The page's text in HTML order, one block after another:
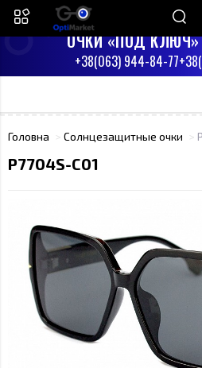
ПН-СБ С 9:00 ДО 17:00
ВС - ВЫХОДНЫЙ
ОЧКИ «ПОД КЛЮЧ»
+38(063) 944-84-77
Головна Солнцезащитные очки
P7704S-C01